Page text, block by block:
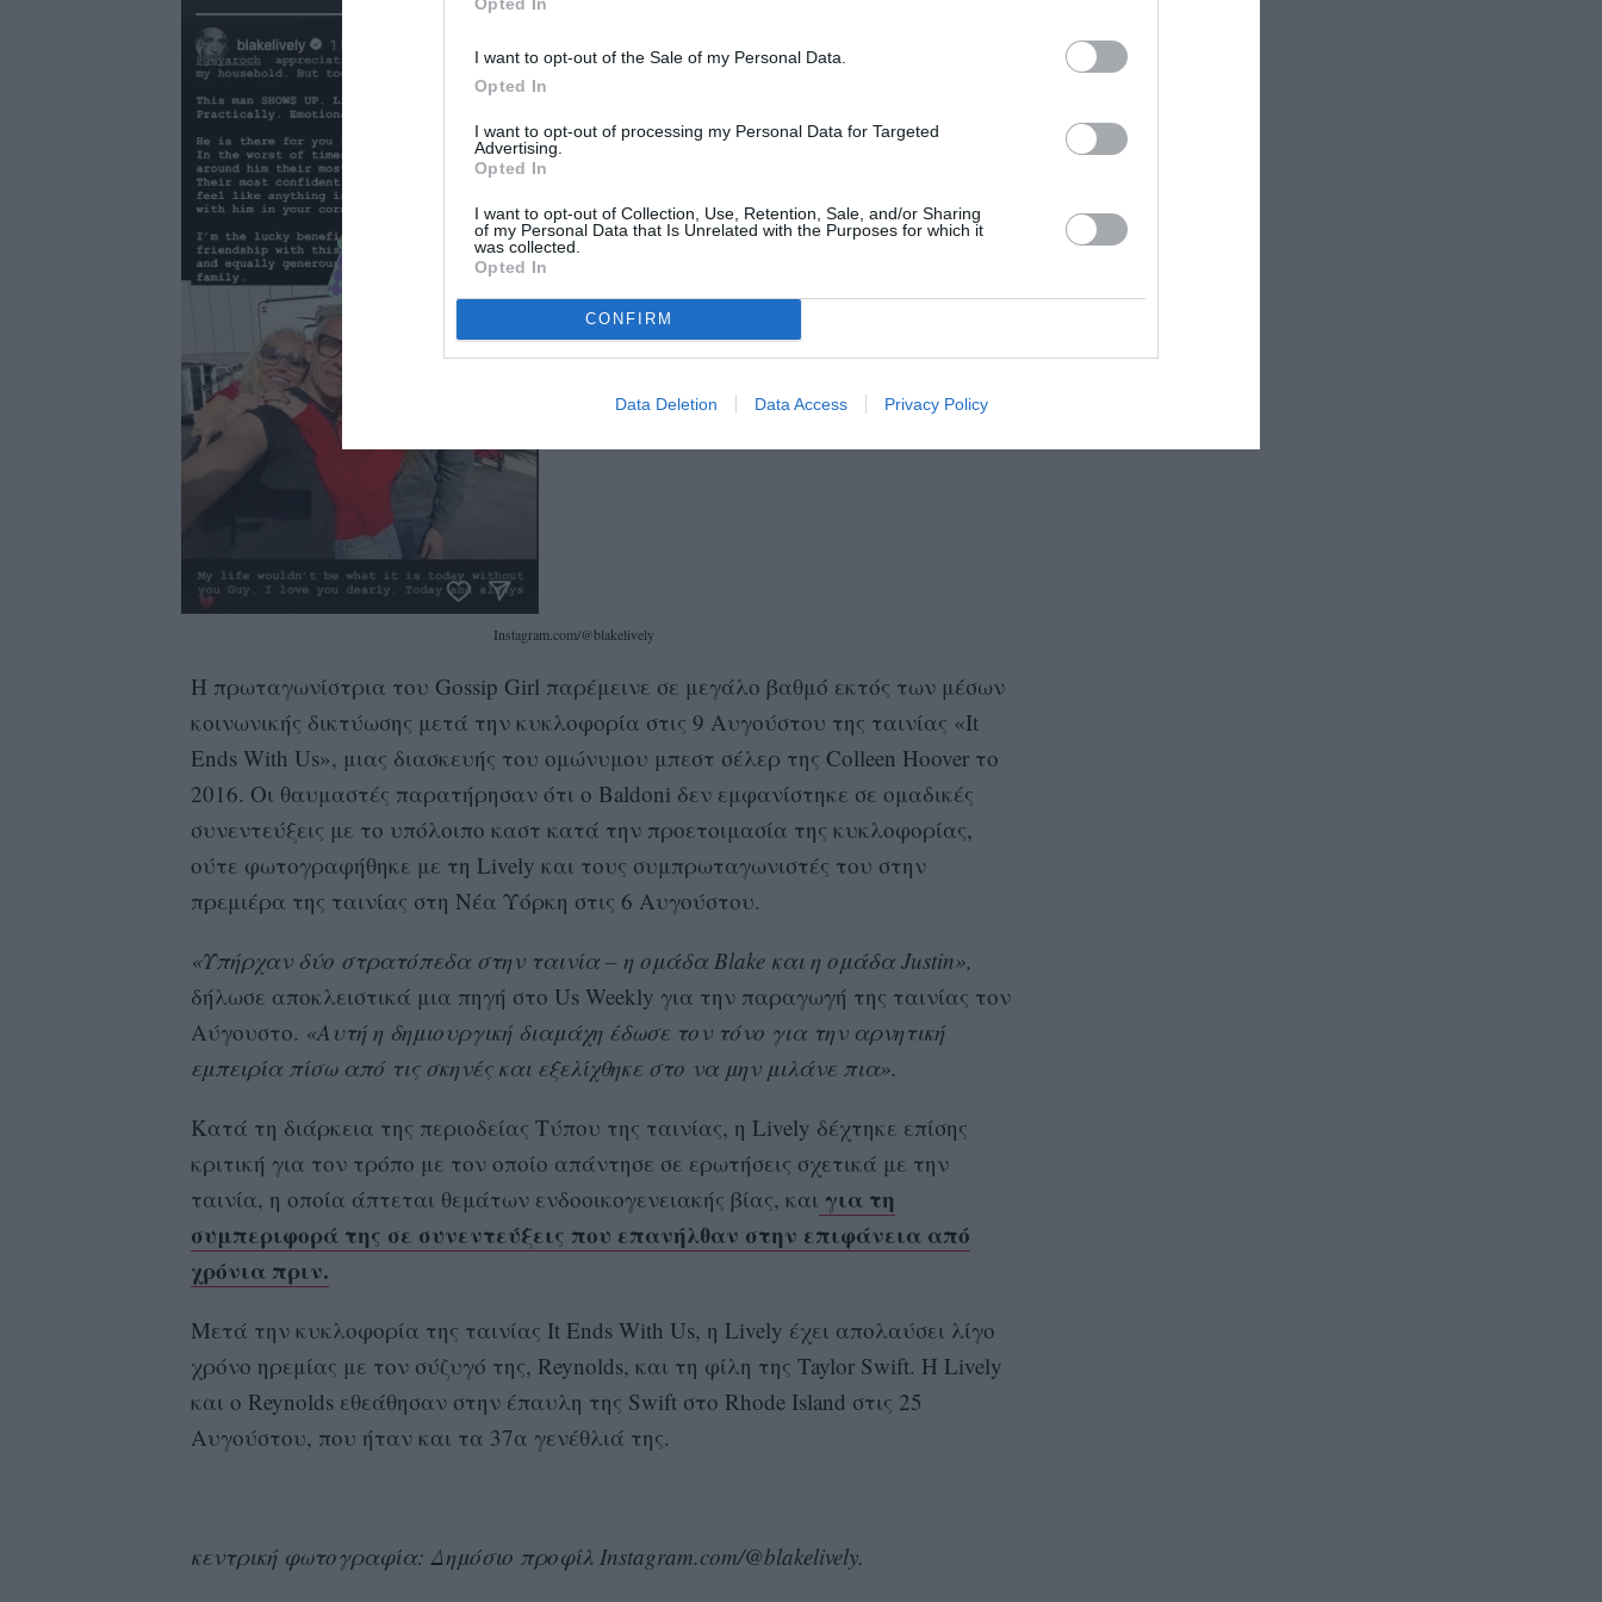
I want to opt-out of the Sale of my Personal Data.
Opted In
I want to opt-out of processing my Personal Data for Targeted
Advertising.
Opted In
I want to opt-out of Collection, Use, Retention, Sale, and/or Sharing
of my Personal Data that Is Unrelated with the Purposes for which it
was collected.
Opted In
CONFIRM
Data Deletion Data Access Privacy Policy
Instagram.com/@blakelively
Η πρωταγωνίστρια του Gossip Girl παρέμεινε σε μεγάλο βαθμό εκτός των μέσων
κοινωνικής δικτύωσης μετά την κυκλοφορία στις 9 Αυγούστου της ταινίας «It
Ends With Us», μιας διασκευής του ομώνυμου μπεστ σέλερ της Colleen Hoover το
2016. Οι θαυμαστές παρατήρησαν ότι ο Baldoni δεν εμφανίστηκε σε ομαδικές
συνεντεύξεις με το υπόλοιπο καστ κατά την προετοιμασία της κυκλοφορίας,
ούτε φωτογραφήθηκε με τη Lively και τους συμπρωταγωνιστές του στην
πρεμιέρα της ταινίας στη Νέα Υόρκη στις 6 Αυγούστου.
«Υπήρχαν δύο στρατόπεδα στην ταινία – η ομάδα Blake και η ομάδα Justin»,
δήλωσε αποκλειστικά μια πηγή στο Us Weekly για την παραγωγή της ταινίας τον
Αύγουστο. «Αυτή η δημιουργική διαμάχη έδωσε τον τόνο για την αρνητική
εμπειρία πίσω από τις σκηνές και εξελίχθηκε στο να μην μιλάνε πια».
Κατά τη διάρκεια της περιοδείας Τύπου της ταινίας, η Lively δέχτηκε επίσης
κριτική για τον τρόπο με τον οποίο απάντησε σε ερωτήσεις σχετικά με την
ταινία, η οποία άπτεται θεμάτων ενδοοικογενειακής βίας, και για τη
συμπεριφορά της σε συνεντεύξεις που επανήλθαν στην επιφάνεια από
χρόνια πριν.
Μετά την κυκλοφορία της ταινίας It Ends With Us, η Lively έχει απολαύσει λίγο
χρόνο ηρεμίας με τον σύζυγό της, Reynolds, και τη φίλη της Taylor Swift. Η Lively
και ο Reynolds εθεάθησαν στην έπαυλη της Swift στο Rhode Island στις 25
Αυγούστου, που ήταν και τα 37α γενέθλιά της.
κεντρική φωτογραφία: Δημόσιο προφίλ Instagram.com/@blakelively.